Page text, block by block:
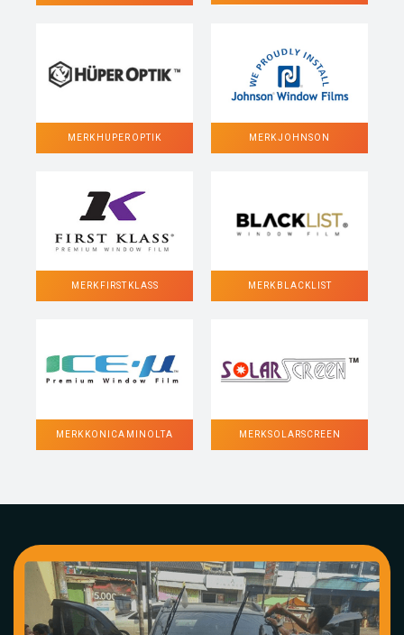
MERK HUPER OPTIK MERK JOHNSON
MERK FIRST KLASS MERK BLACKLIST
MERK KONICA MINOLTA MERK SOLARSCREEN